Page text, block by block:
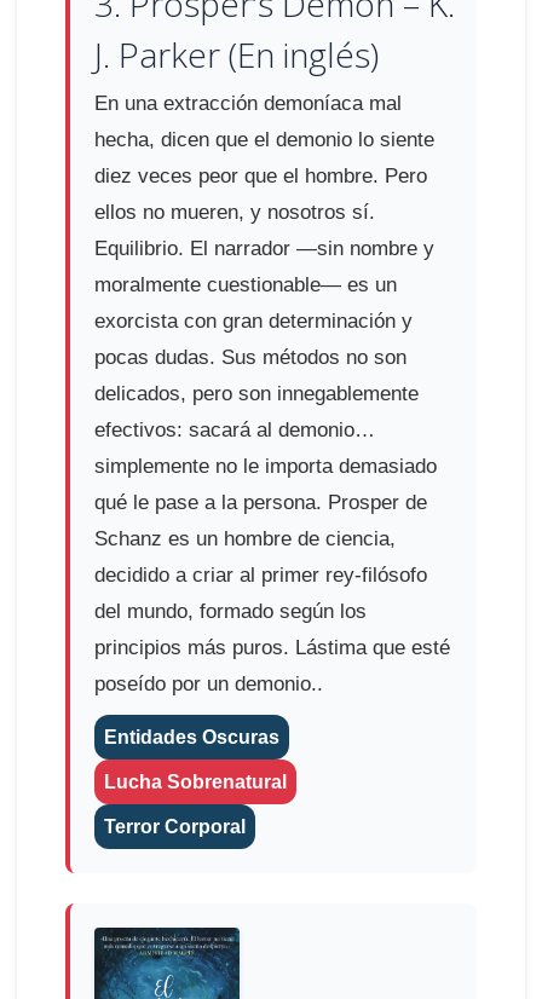
J. Parker (En inglés)
En una extracción demoníaca mal
hecha, dicen que el demonio lo siente
diez veces peor que el hombre. Pero
ellos no mueren, y nosotros sí.
Equilibrio. El narrador —sin nombre y
moralmente cuestionable— es un
exorcista con gran determinación y
pocas dudas. Sus métodos no son
delicados, pero son innegablemente
efectivos: sacará al demonio…
simplemente no le importa demasiado
qué le pase a la persona. Prosper de
Schanz es un hombre de ciencia,
decidido a criar al primer rey-filósofo
del mundo, formado según los
principios más puros. Lástima que esté
poseído por un demonio..
Entidades Oscuras
Lucha Sobrenatural
Terror Corporal